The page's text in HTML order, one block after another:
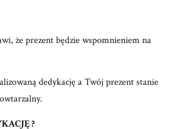
że prezent będzie wspomnieniem na
dedykację a Twój prezent stanie
?